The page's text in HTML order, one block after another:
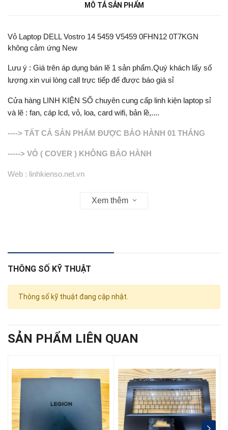
MÔ TẢ SẢN PHẨM
Vỏ Laptop DELL Vostro 14 5459 V5459 0FHN12 0T7KGN
không cảm ứng New
Lưu ý : Giá trên áp dụng bán lẽ 1 sản phẩm.Quý khách lấy số
lượng xin vui lòng call trực tiếp để được báo giá sỉ
Cửa hàng LINH KIỆN SỐ chuyên cung cấp linh kiện laptop sỉ
và lẽ : fan, cáp lcd, vỏ, loa, card wifi, bản lề,....
----> TẤT CẢ SẢN PHẨM ĐƯỢC BẢO HÀNH 01 THÁNG
-----> VỎ ( COVER ) KHÔNG BẢO HÀNH
Web : linhkienso.net.vn
Xem thêm
THÔNG SỐ KỸ THUẬT
Thông số kỹ thuật đang cập nhật.
SẢN PHẨM LIÊN QUAN